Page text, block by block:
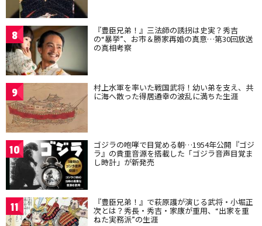
8 『豊臣兄弟！』三法師の誘拐は史実？秀吉
の“暴挙”、お市＆勝家再婚の真意…第30回放送
の真相考察
9 村上水軍を率いた戦国武将！幼い弟を支え、共
に海へ散った得居通幸の波乱に満ちた生涯
10 ゴジラの咆哮で目覚める朝…1954年公開『ゴジ
ラ』の貴重音源を搭載した「ゴジラ音声目覚ま
し時計」が新発売
11 『豊臣兄弟！』で萩原護が演じる武将・小堀正
次とは？秀長・秀吉・家康が重用、“出家を重
ねた実務派”の生涯